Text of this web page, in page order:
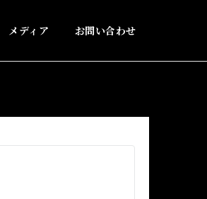
メディア お問い合わせ